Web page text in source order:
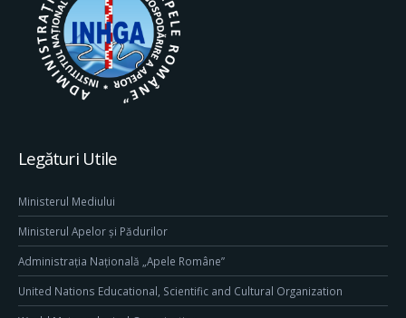
Legături Utile
Ministerul Mediului
Ministerul Apelor și Pădurilor
Administrația Națională „Apele Române”
United Nations Educational, Scientific and Cultural Organization